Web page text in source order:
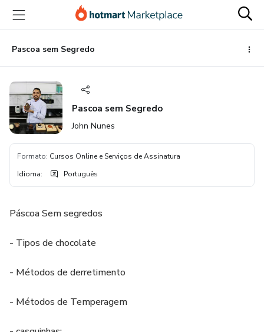
para
conteúdo
principal
para
pagamento
para
rodapé
Pascoa sem Segredo
Pascoa sem Segredo
John Nunes
Formato: Cursos Online e Serviços de Assinatura
Idioma: Português
Páscoa Sem segredos
- Tipos de chocolate
- Métodos de derretimento
- Métodos de Temperagem